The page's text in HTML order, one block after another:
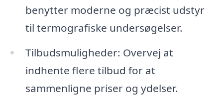
benytter moderne og præcist udstyr
til termografiske undersøgelser.
Tilbudsmuligheder: Overvej at
indhente flere tilbud for at
sammenligne priser og ydelser.